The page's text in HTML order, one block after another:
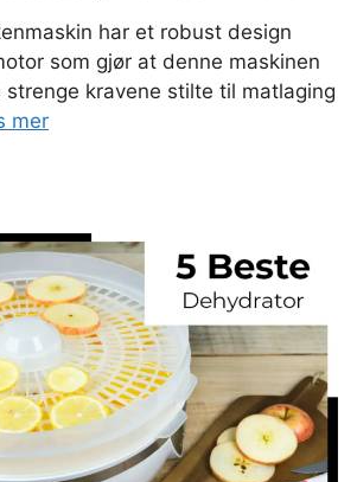
har et robust design
som gjør at denne maskinen
kravene stilte til matlaging
mer